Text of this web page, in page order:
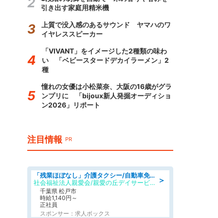
引き出す家庭用精米機
上質で没入感のあるサウンド ヤマハのワ
イヤレススピーカー
「VIVANT」をイメージした2種類の味わ
い 「ベビースタードデカイラーメン」2
種
憧れの女優は小松菜奈、大阪の16歳がグラ
ンプリに 「bijoux新人発掘オーディショ
ン2026」リポート
注目情報 PR
＞
「残業ほぼなし」介護タクシー/自動車免許必須/正職員/日勤のみ/デイサービス
社会福祉法人親愛会/親愛の丘デイサービス
千葉県 松戸市
時給1,140円～
正社員
スポンサー：求人ボックス